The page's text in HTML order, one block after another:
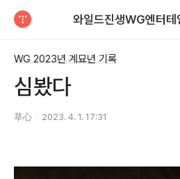
WG 2023년 계묘년 기록
심봤다
草心 2023. 4. 1. 17:31